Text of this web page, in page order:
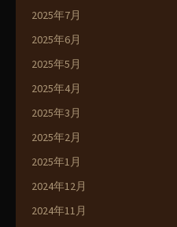
2025年7月
2025年6月
2025年5月
2025年4月
2025年3月
2025年2月
2025年1月
2024年12月
2024年11月